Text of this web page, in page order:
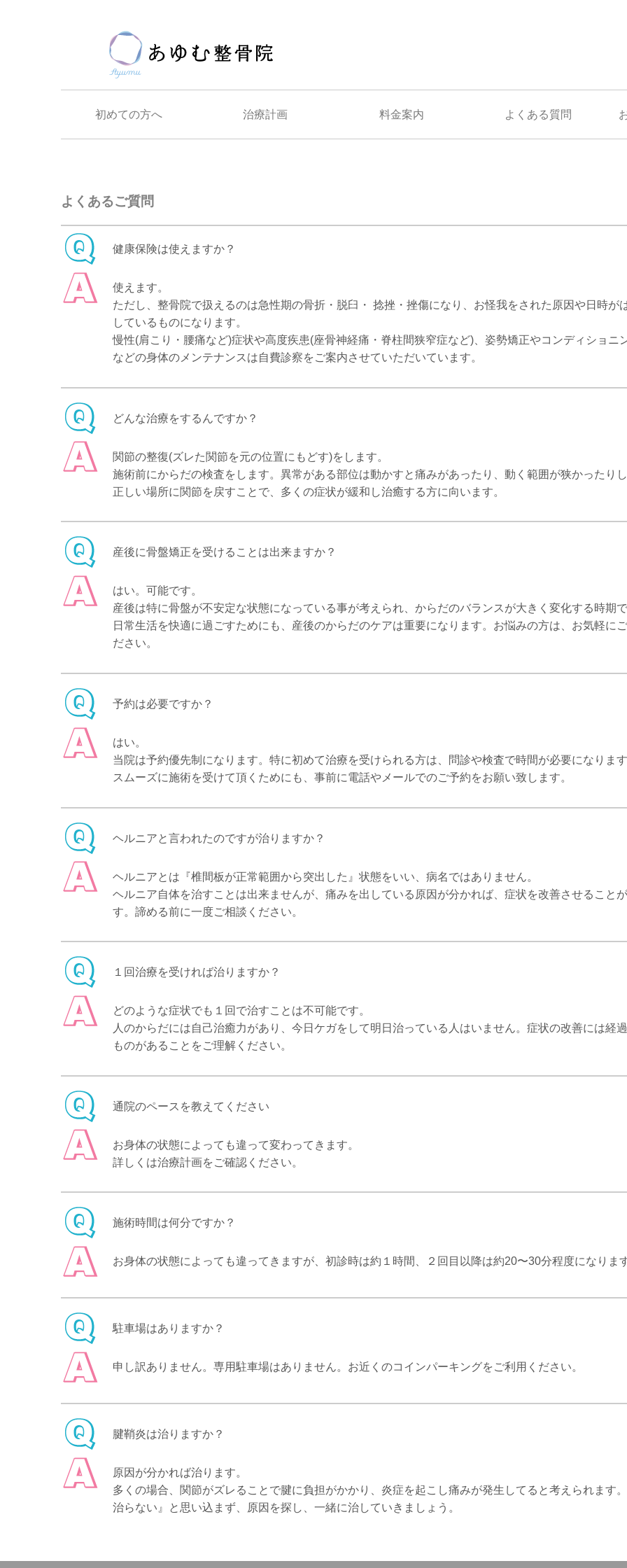
初めての方へ 治療計画 料金案内 よくある質問
よくあるご質問
健康保険は使えますか？
使えます。
ただし、整骨院で扱えるのは急性期の骨折・脱臼・ 捻挫・挫傷になり、お怪我をされた原因や日時が
しているものになります。
慢性(肩こり・腰痛など)症状や高度疾患(座骨神経痛・脊柱間狭窄症など)、姿勢矯正やコンディショニ
などの身体のメンテナンスは自費診察をご案内させていただいています。
どんな治療をするんですか？
関節の整復(ズレた関節を元の位置にもどす)をします。
施術前にからだの検査をします。異常がある部位は動かすと痛みがあったり、動く範囲が狭かったり
正しい場所に関節を戻すことで、多くの症状が緩和し治癒する方に向います。
産後に骨盤矯正を受けることは出来ますか？
はい。可能です。
産後は特に骨盤が不安定な状態になっている事が考えられ、からだのバランスが大きく変化する時期
日常生活を快適に過ごすためにも、産後のからだのケアは重要になります。お悩みの方は、お気軽に
ださい。
予約は必要ですか？
はい。
当院は予約優先制になります。特に初めて治療を受けられる方は、問診や検査で時間が必要になりま
スムーズに施術を受けて頂くためにも、事前に電話やメールでのご予約をお願い致します。
ヘルニアと言われたのですが治りますか？
ヘルニアとは『椎間板が正常範囲から突出した』状態をいい、病名ではありません。
ヘルニア自体を治すことは出来ませんが、痛みを出している原因が分かれば、症状を改善させること
す。諦める前に一度ご相談ください。
１回治療を受ければ治りますか？
どのような症状でも１回で治すことは不可能です。
人のからだには自己治癒力があり、今日ケガをして明日治っている人はいません。症状の改善には経
ものがあることをご理解ください。
通院のペースを教えてください
お身体の状態によっても違って変わってきます。
詳しくは治療計画をご確認ください。
施術時間は何分ですか？
お身体の状態によっても違ってきますが、初診時は約１時間、２回目以降は約20〜30分程度になりま
駐車場はありますか？
申し訳ありません。専用駐車場はありません。お近くのコインパーキングをご利用ください。
腱鞘炎は治りますか？
原因が分かれば治ります。
多くの場合、関節がズレることで腱に負担がかかり、炎症を起こし痛みが発生してると考えられます
治らない』と思い込まず、原因を探し、一緒に治していきましょう。